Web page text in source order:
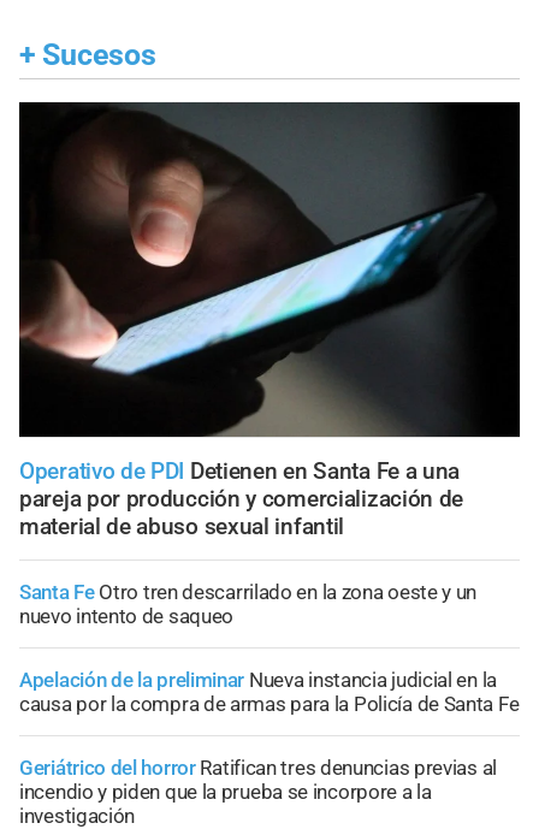
+ Sucesos
Operativo de PDI Detienen en Santa Fe a una
pareja por producción y comercialización de
material de abuso sexual infantil
Santa Fe Otro tren descarrilado en la zona oeste y un
nuevo intento de saqueo
Apelación de la preliminar Nueva instancia judicial en la
causa por la compra de armas para la Policía de Santa Fe
Geriátrico del horror Ratifican tres denuncias previas al
incendio y piden que la prueba se incorpore a la
investigación